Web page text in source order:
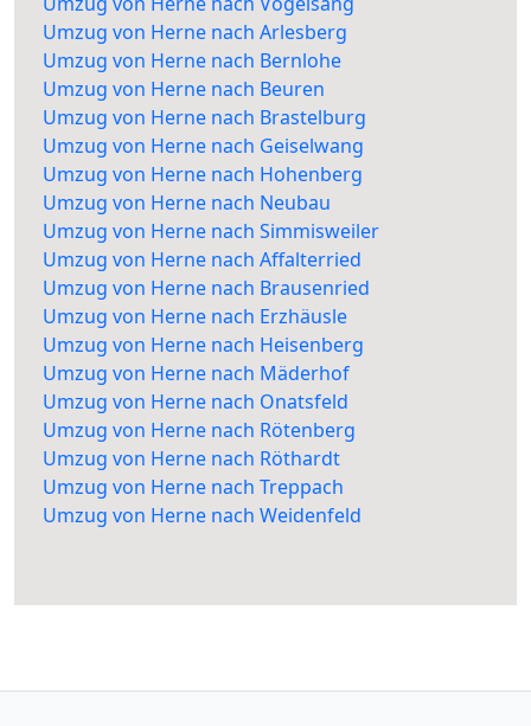
Umzug von Herne nach Arlesberg
Umzug von Herne nach Bernlohe
Umzug von Herne nach Beuren
Umzug von Herne nach Brastelburg
Umzug von Herne nach Geiselwang
Umzug von Herne nach Hohenberg
Umzug von Herne nach Neubau
Umzug von Herne nach Simmisweiler
Umzug von Herne nach Affalterried
Umzug von Herne nach Brausenried
Umzug von Herne nach Erzhäusle
Umzug von Herne nach Heisenberg
Umzug von Herne nach Mäderhof
Umzug von Herne nach Onatsfeld
Umzug von Herne nach Rötenberg
Umzug von Herne nach Röthardt
Umzug von Herne nach Treppach
Umzug von Herne nach Weidenfeld